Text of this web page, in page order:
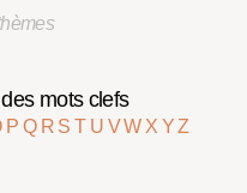
mots clefs
P Q R ST U VW X YZ